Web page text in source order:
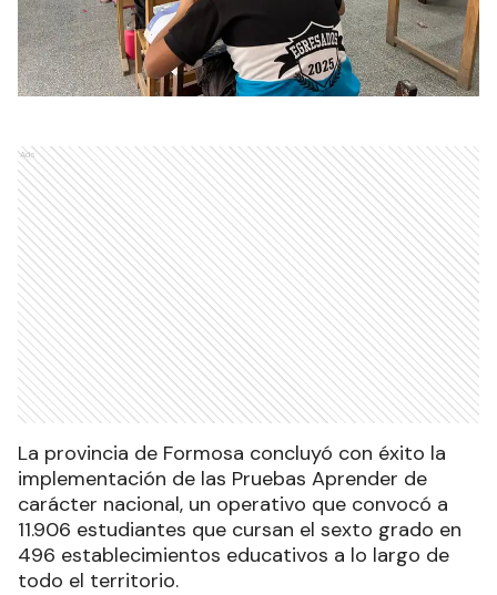
Ads
La provincia de Formosa concluyó con éxito la
implementación de las Pruebas Aprender de
carácter nacional, un operativo que convocó a
11.906 estudiantes que cursan el sexto grado en
496 establecimientos educativos a lo largo de
todo el territorio.